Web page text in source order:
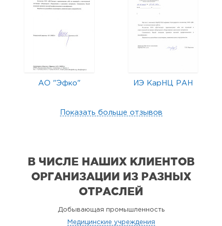
АО "Эфко" ИЭ КарНЦ РАН
Показать больше отзывов
В ЧИСЛЕ НАШИХ КЛИЕНТОВ
ОРГАНИЗАЦИИ ИЗ РАЗНЫХ
ОТРАСЛЕЙ
Добывающая промышленность
Медицинские учреждения